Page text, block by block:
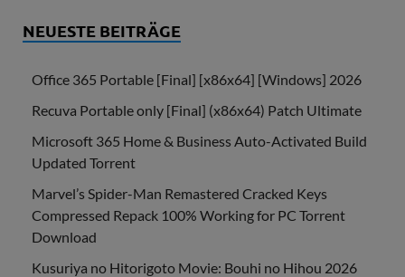
NEUESTE BEITRÄGE
Office 365 Portable [Final] [x86x64] [Windows] 2026
Recuva Portable only [Final] (x86x64) Patch Ultimate
Microsoft 365 Home & Business Auto-Activated Build
Updated Torrent
Marvel’s Spider-Man Remastered Cracked Keys
Compressed Repack 100% Working for PC Torrent
Download
Kusuriya no Hitorigoto Movie: Bouhi no Hihou 2026